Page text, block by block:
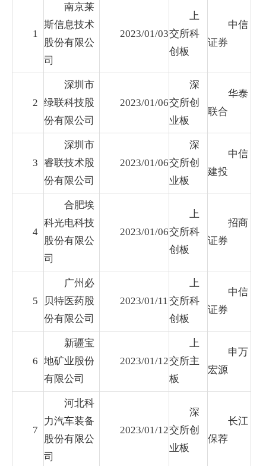
1
南京莱
斯信息技术
股份有限公
司
2023/01/03
上
交所科
创板
中信
证券
2
深圳市
绿联科技股
份有限公司
2023/01/06
深
交所创
业板
华泰
联合
3
深圳市
睿联技术股
份有限公司
2023/01/06
深
交所创
业板
中信
建投
4
合肥埃
科光电科技
股份有限公
司
2023/01/06
上
交所科
创板
招商
证券
5
广州必
贝特医药股
份有限公司
2023/01/11
上
交所科
创板
中信
证券
6
新疆宝
地矿业股份
有限公司
2023/01/12
上
交所主
板
申万
宏源
7
河北科
力汽车装备
股份有限公
司
2023/01/12
深
交所创
业板
长江
保荐